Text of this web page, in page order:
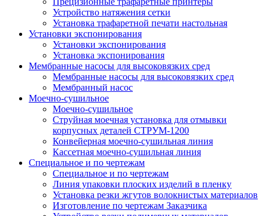
Устройство натяжения сетки
Установка трафаретной печати настольная
Установки экспонирования
Установки экспонирования
Установка экспонирования
Мембранные насосы для высоковязких сред
Мембранные насосы для высоковязких сред
Мембранный насос
Моечно-сушильное
Моечно-сушильное
Струйная моечная установка для отмывки
корпусных деталей СТРУМ-1200
Конвейерная моечно-сушильная линия
Кассетная моечно-сушильная линия
Специальное и по чертежам
Специальное и по чертежам
Линия упаковки плоских изделий в пленку
Установка резки жгутов волокнистых материалов
Изготовление по чертежам Заказчика